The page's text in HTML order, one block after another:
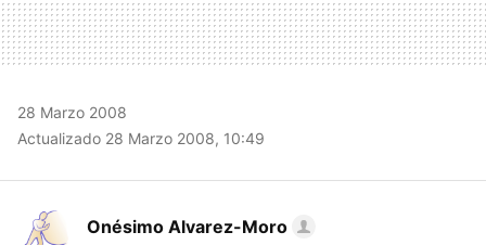
28 Marzo 2008
Actualizado 28 Marzo 2008, 10:49
Onésimo Alvarez-Moro